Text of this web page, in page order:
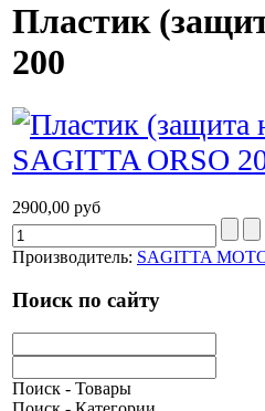
Пластик
200
2900,00 руб
Производитель: SAGITTA
Поиск по сайту
Поиск - Товары